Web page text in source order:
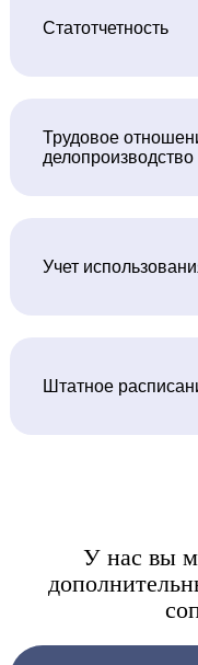
Статотчетность
Трудовое
делопроизводство
Учет
Штатное
У нас вы